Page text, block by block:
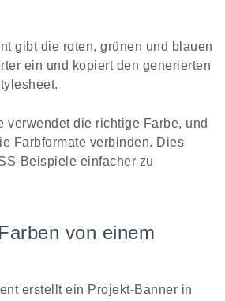
gibt die roten, grünen und blauen
ein und kopiert den generierten
verwendet die richtige Farbe, und
Farbformate verbinden. Dies
Beispiele einfacher zu
von einem
erstellt ein Projekt-Banner in